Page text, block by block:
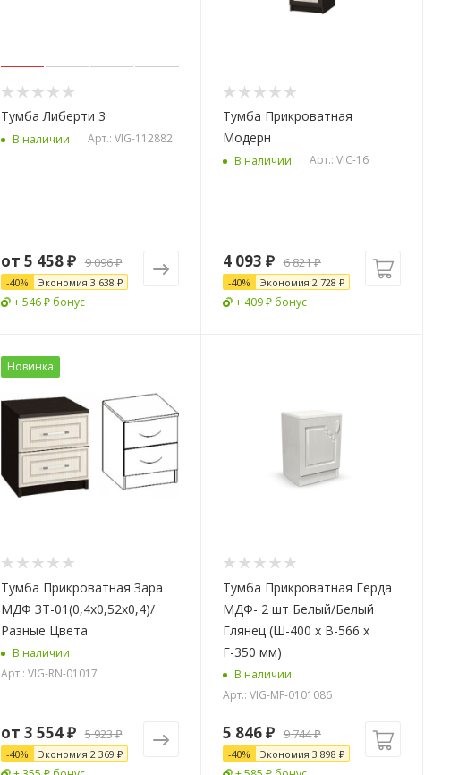
Тумба Либерти 3
В наличии Арт.: VIG-112882
от 5 458 ₽ 9 096 ₽
-40% Экономия 3 638 ₽
+ 546 ₽ бонус
Тумба Прикроватная
Модерн
В наличии Арт.: VIC-16
4 093 ₽ 6 821₽
-40% Экономия 2 728 ₽
+ 409 ₽ бонус
Новинка
Тумба Прикроватная Зара
МДФ ЗТ-01(0,4х0,52х0,4)/
Разные Цвета
В наличии
Арт.: VIG-RN-01017
от 3 554 ₽ 5 923 ₽
-40% Экономия 2 369 ₽
Тумба Прикроватная Герда
МДФ- 2 шт Белый/Белый
Глянец (Ш-400 x В-566 x
Г-350 мм)
В наличии
Арт.: VIG-MF-0101086
5 846₽ 9 744₽
-40% Экономия 3 898 ₽